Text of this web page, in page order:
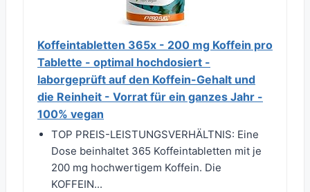
Koffeintabletten 365x - 200 mg Koffein pro
Tablette - optimal hochdosiert -
laborgeprüft auf den Koffein-Gehalt und
die Reinheit - Vorrat für ein ganzes Jahr -
100% vegan
TOP PREIS-LEISTUNGSVERHÄLTNIS: Eine
Dose beinhaltet 365 Koffeintabletten mit je
200 mg hochwertigem Koffein. Die
KOFFEIN...